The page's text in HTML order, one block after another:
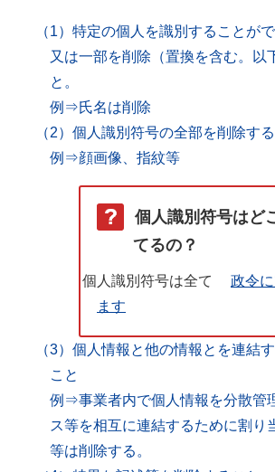
（1）特定の個人を識別することが
又は一部を削除（置換を含む。以
と。
例⇒氏名は削除
（2）個人識別符号の全部を削除す
例⇒顔画像、指紋等
個人識別符号はど
てるの？
個人識別符号は全て
政令
ます
（3）個人情報と他の情報とを連結
こと
例⇒事業者内で個人情報を分散管
ス等を相互に連結するために割り
等は削除する。